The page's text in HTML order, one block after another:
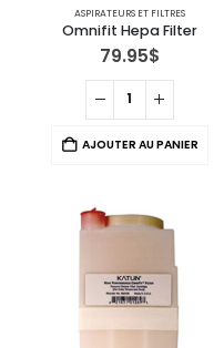
ASPIRATEURS ET FILTRES
Omnifit Hepa Filter
79.95$
AJOUTER AU PANIER